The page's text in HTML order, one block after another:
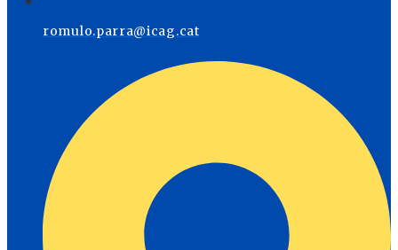
romulo.parra@icag.cat